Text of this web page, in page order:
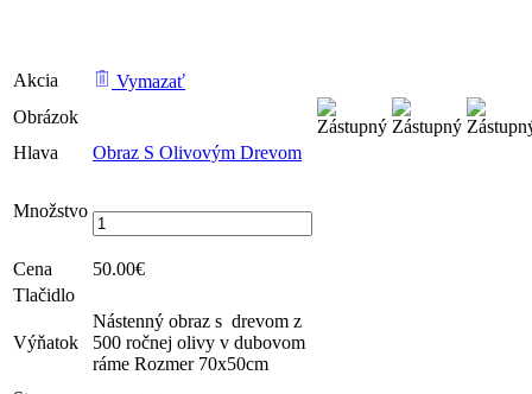
Akcia
Vymazať
Obrázok
Hlava
Obraz S Olivovým Drevom
Množstvo
Cena 50.00€
Tlačidlo
Výňatok
Nástenný obraz s drevom z
500 ročnej olivy v dubovom
ráme Rozmer 70x50cm